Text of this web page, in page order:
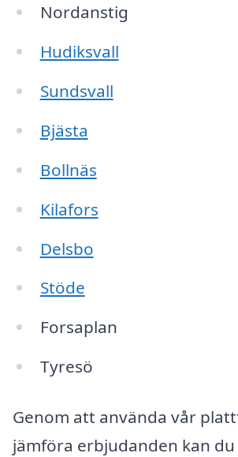
Nordanstig
Hudiksvall
Sundsvall
Bjästa
Bollnäs
Kilafors
Delsbo
Stöde
Forsaplan
Tyresö
Genom att använda vår
jämföra erbjudanden kan